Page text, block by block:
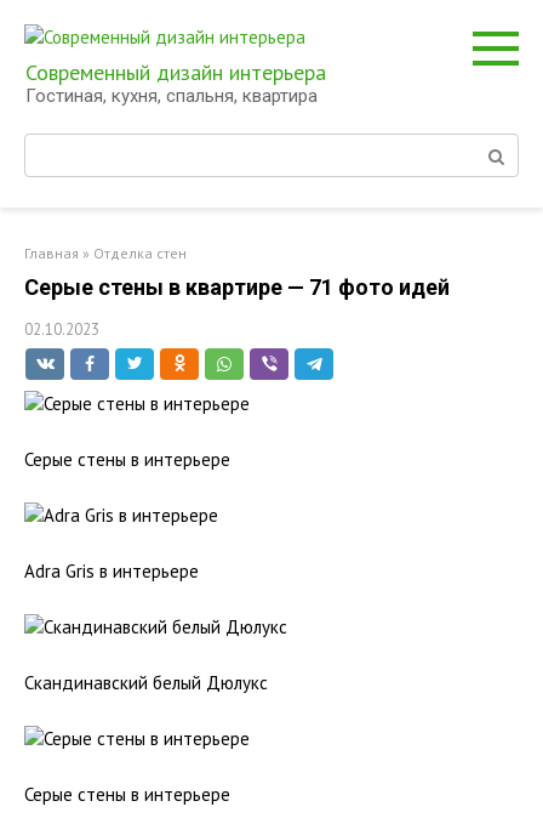
контенту
Современный дизайн интерьера
Гостиная, кухня, спальня, квартира
Поиск:
Главная » Отделка стен
Серые стены в квартире — 71 фото идей
02.10.2023
Серые стены в интерьере
Adra Gris в интерьере
Скандинавский белый Дюлукс
Серые стены в интерьере